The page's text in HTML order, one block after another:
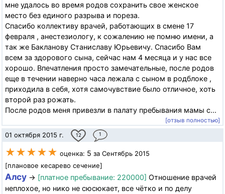
мне удалось во время родов сохранить свое женское
место без единого разрыва и пореза.
Спасибо коллективу врачей, работающих в смене 17
февраля , анестезиологу, к сожалению не помню имени, а
так же Бакланову Станиславу Юрьевичу. Спасибо Вам
всем за здорового сына, сейчас нам 4 месяца и у нас все
хорошо. Впечатления просто замечательные, после родов
еще в течении наверно часа лежала с сыном в родблоке ,
приходила в себя, хотя самочувствие было отличное, хоть
второй раз рожать.
После родов меня привезли в палату пребывания мамы с...
[отзыв полностью]
01 октября 2015 г. 12 1
★★★★★ оценка: 5 за Сентябрь 2015
[плановое кесарево сечение]
Алсу → [платное пребывание: 220000] Отношение врачей
неплохое, но нико не сюсюкает, все чётко и по делу